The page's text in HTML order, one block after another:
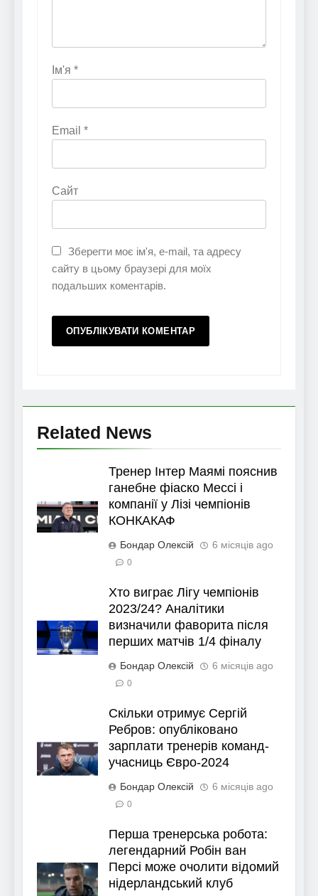
Ім'я *
Email *
Сайт
Зберегти моє ім'я, e-mail, та адресу
сайту в цьому браузері для моїх
подальших коментарів.
Related News
Тренер Інтер Маямі пояснив
ганебне фіаско Мессі і
компанії у Лізі чемпіонів
КОНКАКАФ
Бондар Олексій 6 місяців ago
0
Хто виграє Лігу чемпіонів
2023/24? Аналітики
визначили фаворита після
перших матчів 1/4 фіналу
Бондар Олексій 6 місяців ago
0
Скільки отримує Сергій
Ребров: опубліковано
зарплати тренерів команд-
учасниць Євро-2024
Бондар Олексій 6 місяців ago
0
Перша тренерська робота:
легендарний Робін ван
Персі може очолити відомий
нідерландський клуб